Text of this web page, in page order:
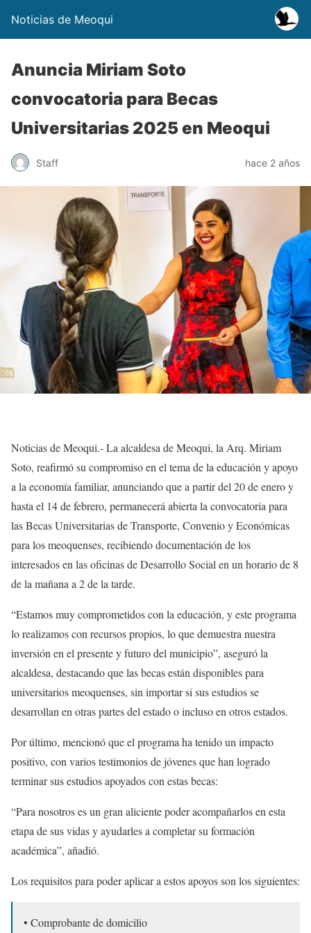
Noticias de Meoqui
Anuncia Miriam Soto
convocatoria para Becas
Universitarias 2025 en Meoqui
Staff hace 2 años
Noticias de Meoqui.- La alcaldesa de Meoqui, la Arq. Miriam
Soto, reafirmó su compromiso en el tema de la educación y apoyo
a la economía familiar, anunciando que a partir del 20 de enero y
hasta el 14 de febrero, permanecerá abierta la convocatoria para
las Becas Universitarias de Transporte, Convenio y Económicas
para los meoquenses, recibiendo documentación de los
interesados en las oficinas de Desarrollo Social en un horario de 8
de la mañana a 2 de la tarde.
“Estamos muy comprometidos con la educación, y este programa
lo realizamos con recursos propios, lo que demuestra nuestra
inversión en el presente y futuro del municipio”, aseguró la
alcaldesa, destacando que las becas están disponibles para
universitarios meoquenses, sin importar si sus estudios se
desarrollan en otras partes del estado o incluso en otros estados.
Por último, mencionó que el programa ha tenido un impacto
positivo, con varios testimonios de jóvenes que han logrado
terminar sus estudios apoyados con estas becas:
“Para nosotros es un gran aliciente poder acompañarlos en esta
etapa de sus vidas y ayudarles a completar su formación
académica”, añadió.
Los requisitos para poder aplicar a estos apoyos son los siguientes:
•⁠ ⁠Comprobante de domicilio